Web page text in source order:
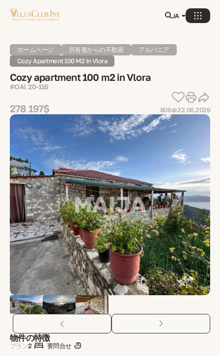
JA
ホームページ 所有者からの不動産
アルバニア
Cozy Apartment 100 M2 In Vlora
Cozy apartment 100 m2 in Vlora
#OAl 20-116
278 197$ 806 22.06.2026
物件の特徴
プラン2
要問合せ